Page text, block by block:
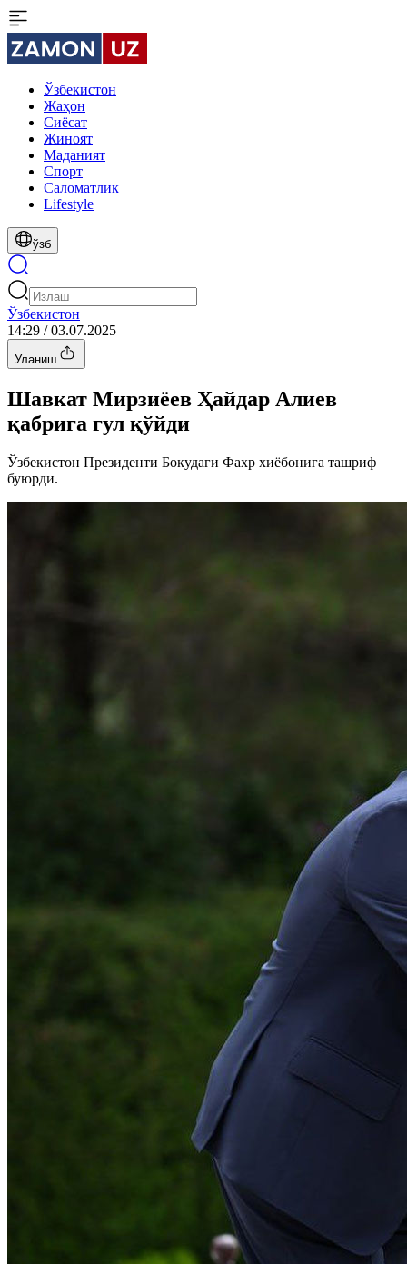
Ўзбекистон
Жаҳон
Сиёсат
Жиноят
Маданият
Спорт
Cаломатлик
Lifestyle
ўзб
Ўзбекистон
14:29 / 03.07.2025
Уланиш
Шавкат Мирзиёев Ҳайдар Алиев
қабрига гул қўйди
Ўзбекистон Президенти Бокудаги Фахр хиёбонига ташриф
буюрди.